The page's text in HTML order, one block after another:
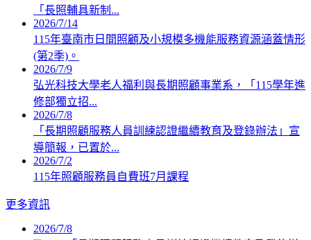
「長照輔具新制...
2026/7/14
115年臺南市日間照顧及小規模多機能服務資源涵蓋情形
(第2季)。
2026/7/9
弘光科技大學老人福利與長期照顧事業系，「115學年進
修部獨立招...
2026/7/8
「長期照顧服務人員訓練認證繼續教育及登錄辦法」宣
導簡報，已置於...
2026/7/2
115年照顧服務員自費班7月課程
更多資訊
2026/7/8